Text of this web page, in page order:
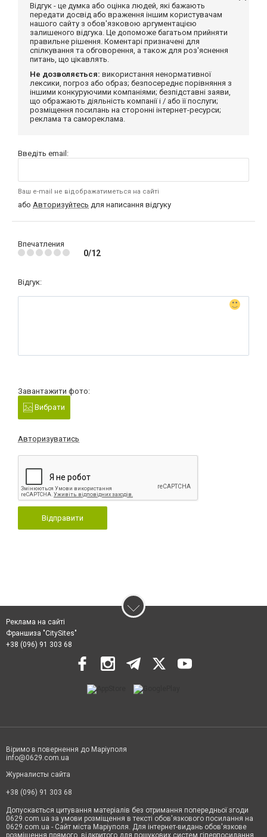
Відгук - це думка або оцінка людей, які бажають
передати досвід або враження іншим користувачам
нашого сайту з обов'язковою аргументацією
залишеного відгука. Це допоможе багатьом прийняти
правильне рішення. Коментарі призначені для
спілкування та обговорення, а також для роз'яснення
питань, що цікавлять.
Не дозволяється: використання ненормативної
лексики, погроз або образ; безпосереднє порівняння з
іншими конкуруючими компаніями; безпідставні заяви,
що ображають діяльність компанії і / або її послуги;
розміщення посилань на сторонні інтернет-ресурси;
реклама та самореклама.
Введіть email:
Ваш e-mail не відображатиметься на сайті
або Авторизуйтесь для написання відгуку
Впечатления
0/12
Відгук:
Завантажити фото:
Вибрати
Авторизуватись
Відправити
Реклама на сайті
Франшиза "CitySites"
+38 (096) 91 303 68
Віримо в повернення до Маріуполя
info@0629.com.ua
Журналисты сайта
+38 (096) 91 303 68
Допускається цитування матеріалів без отримання попередньої згоди
0629.com.ua за умови розміщення в тексті обов'язкового посилання на
0629.com.ua - Сайт міста Маріуполя. Для інтернет-видань обов'язкове
розміщення прямого, відкритого для пошукових систем гіперпосилання